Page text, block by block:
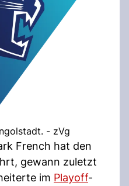
- zVg
French hat den
gewann zuletzt
im Playoff-